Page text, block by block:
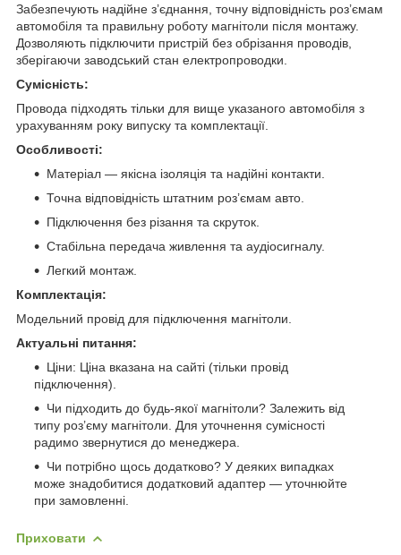
Забезпечують надійне з’єднання, точну відповідність роз’ємам
автомобіля та правильну роботу магнітоли після монтажу.
Дозволяють підключити пристрій без обрізання проводів,
зберігаючи заводський стан електропроводки.
Сумісність:
Провода підходять тільки для вище указаного автомобіля з
урахуванням року випуску та комплектації.
Особливості:
Матеріал — якісна ізоляція та надійні контакти.
Точна відповідність штатним роз’ємам авто.
Підключення без різання та скруток.
Стабільна передача живлення та аудіосигналу.
Легкий монтаж.
Комплектація:
Модельний провід для підключення магнітоли.
Актуальні питання:
Ціни: Ціна вказана на сайті (тільки провід
підключення).
Чи підходить до будь-якої магнітоли? Залежить від
типу роз’єму магнітоли. Для уточнення сумісності
радимо звернутися до менеджера.
Чи потрібно щось додатково? У деяких випадках
може знадобитися додатковий адаптер — уточнюйте
при замовленні.
Приховати